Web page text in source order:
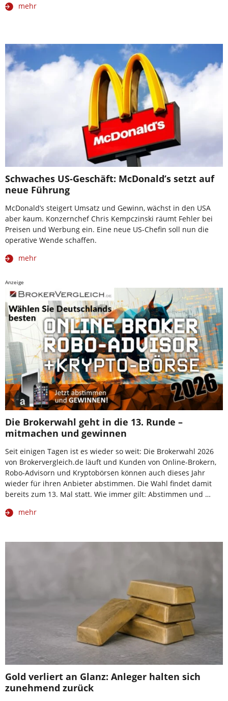
mehr
Schwaches US-Geschäft: McDonald’s setzt auf
neue Führung
McDonald’s steigert Umsatz und Gewinn, wächst in den USA
aber kaum. Konzernchef Chris Kempczinski räumt Fehler bei
Preisen und Werbung ein. Eine neue US-Chefin soll nun die
operative Wende schaffen.
mehr
Anzeige
Die Brokerwahl geht in die 13. Runde –
mitmachen und gewinnen
Seit einigen Tagen ist es wieder so weit: Die Brokerwahl 2026
von Brokervergleich.de läuft und Kunden von Online-Brokern,
Robo-Advisorn und Kryptobörsen können auch dieses Jahr
wieder für ihren Anbieter abstimmen. Die Wahl findet damit
bereits zum 13. Mal statt. Wie immer gilt: Abstimmen und …
mehr
Gold verliert an Glanz: Anleger halten sich
zunehmend zurück